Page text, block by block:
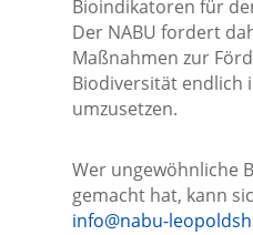
Bioindikatoren für
Der NABU fordert
Maßnahmen zur
Biodiversität endlich
umzusetzen.
Wer ungewöhnliche
gemacht hat, kann
info@nabu-